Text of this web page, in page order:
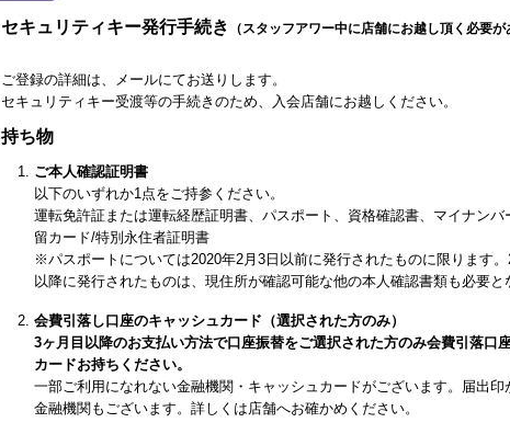
セキュリティキー発行手続き （スタッフアワー中に店舗にお越し頂く必要が
ご登録の詳細は、メールにてお送りします。
セキュリティキー受渡等の手続きのため、入会店舗にお越しください。
持ち物
ご本人確認証明書
以下のいずれか1点をご持参ください。
運転免許証または運転経歴証明書、パスポート、資格確認書、マイナンバ
留カード/特別永住者証明書
※パスポートについては2020年2月3日以前に発行されたものに限ります。
以降に発行されたものは、現住所が確認可能な他の本人確認書類も必要と
会費引落し口座のキャッシュカード（選択された方のみ）
3ヶ月目以降のお支払い方法で口座振替をご選択された方のみ会費引落口
カードお持ちください。
一部ご利用になれない金融機関・キャッシュカードがございます。届出印
金融機関もございます。詳しくは店舗へお確かめください。